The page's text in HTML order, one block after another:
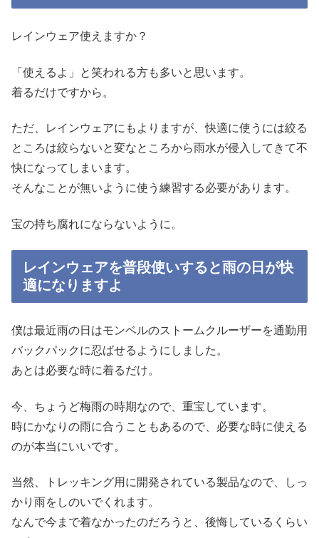
レインウェア使えますか？
「使えるよ」と笑われる方も多いと思います。
着るだけですから。
ただ、レインウェアにもよりますが、快適に使うには絞る
ところは絞らないと変なところから雨水が侵入してきて不
快になってしまいます。
そんなことが無いように使う練習する必要があります。
宝の持ち腐れにならないように。
レインウェアを普段使いすると雨の日が快
適になりますよ
僕は最近雨の日はモンベルのストームクルーザーを通勤用
バックパックに忍ばせるようにしました。
あとは必要な時に着るだけ。
今、ちょうど梅雨の時期なので、重宝しています。
時にかなりの雨に合うこともあるので、必要な時に使える
のが本当にいいです。
当然、トレッキング用に開発されている製品なので、しっ
かり雨をしのいでくれます。
なんで今まで着なかったのだろうと、後悔しているくらい